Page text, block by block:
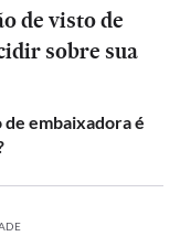
de visto de
sobre sua
embaixadora é